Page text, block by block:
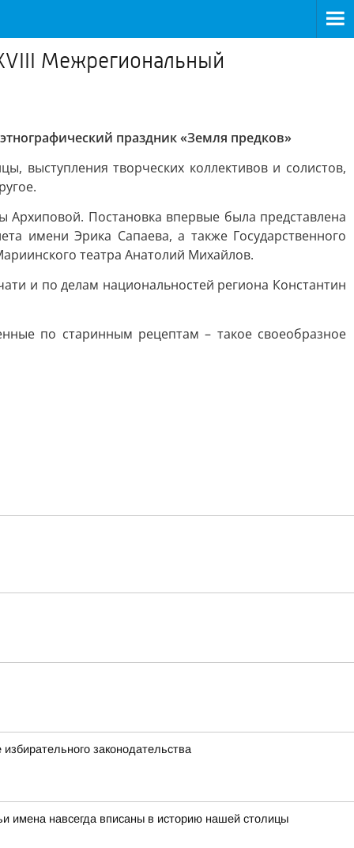
Межрегиональный
праздник «Земля предков»
выступления творческих коллективов и солистов,
Постановка впервые была представлена
имени Эрика Сапаева, а также Государственного
театра Анатолий Михайлов.
и по делам национальностей региона Константин
по старинным рецептам – такое своеобразное
законодательства
имена навсегда вписаны в историю нашей столицы